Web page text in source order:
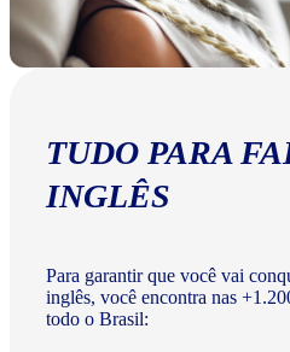
TUDO PARA
INGLÊS
Para garantir que você vai
inglês, você encontra nas
todo o Brasil: